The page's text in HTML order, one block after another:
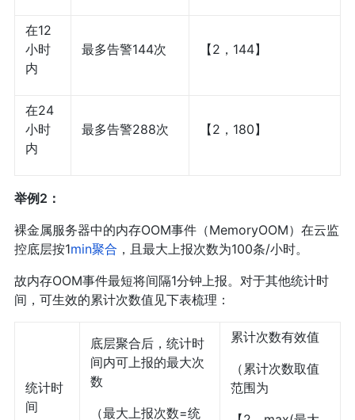
在12
小时
内
最多告警144次 【2，144】
在24
小时
内
最多告警288次 【2，180】
举例2：
裸金属服务器中的内存OOM事件（MemoryOOM）在云监
控底层按1min聚合 ，且最大上报次数为100条/小时。
故内存OOM事件最短将间隔1分钟上报。对于其他统计时
间，可生效的累计次数值见下表梳理：
统计时
间
底层聚合后，统计时
间内可上报的最大次
数
（最大上报次数=统
累计次数有效值
（累计次数取值
范围为